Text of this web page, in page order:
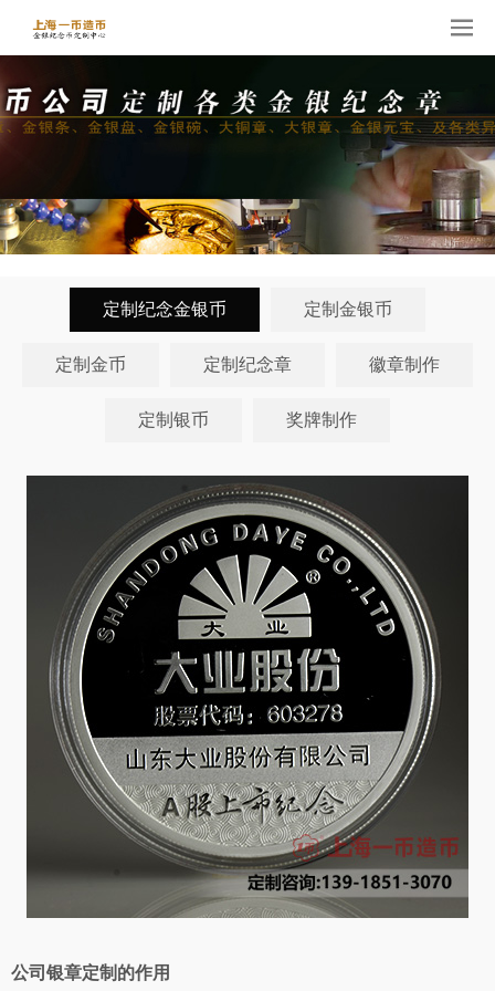
定制纪念金银币 定制金银币
定制金币 定制纪念章 徽章制作
定制银币 奖牌制作
公司银章定制的作用